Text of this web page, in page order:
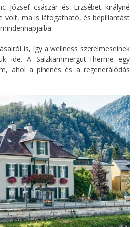
József császár és Erzsébet királyné
volt, ma is látogatható, és bepillantást
is, így a wellness szerelmeseinek
ide. A Salzkammergut-Therme egy
ahol a pihenés és a regenerálódás